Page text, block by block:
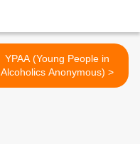
YPAA (Young People in
Alcoholics Anonymous) >